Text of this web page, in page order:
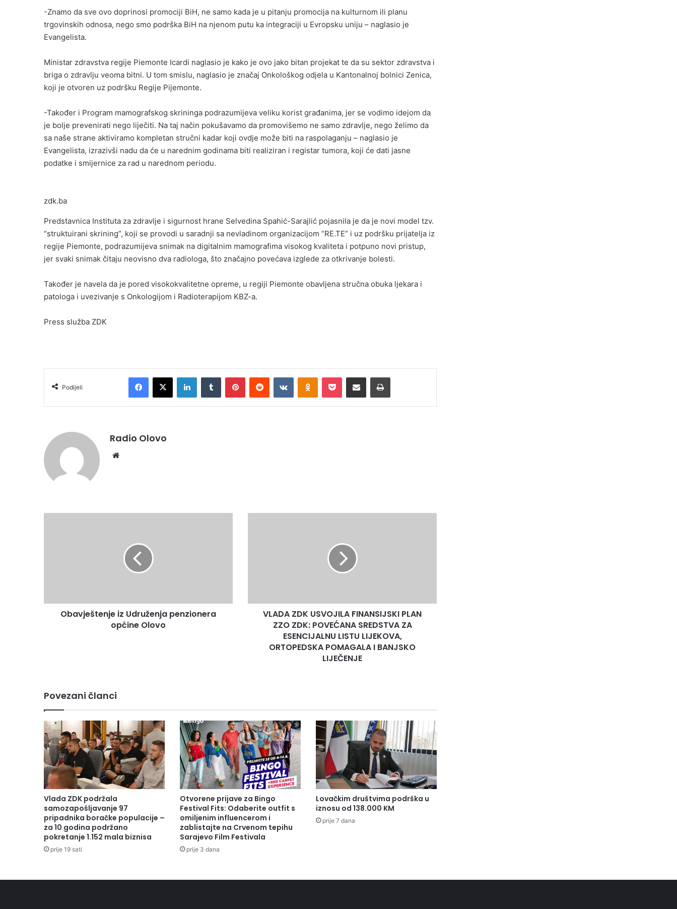
-Znamo da sve ovo doprinosi promociji BiH, ne samo kada je u pitanju promocija na kulturnom ili planu
trgovinskih odnosa, nego smo podrška BiH na njenom putu ka integraciji u Evropsku uniju – naglasio je
Evangelista.
Ministar zdravstva regije Piemonte Icardi naglasio je kako je ovo jako bitan projekat te da su sektor zdravstva i
briga o zdravlju veoma bitni. U tom smislu, naglasio je značaj Onkološkog odjela u Kantonalnoj bolnici Zenica,
koji je otvoren uz podršku Regije Pijemonte.
-Također i Program mamografskog skrininga podrazumijeva veliku korist građanima, jer se vodimo idejom da
je bolje prevenirati nego liječiti. Na taj način pokušavamo da promovišemo ne samo zdravlje, nego želimo da
sa naše strane aktiviramo kompletan stručni kadar koji ovdje može biti na raspolaganju – naglasio je
Evangelista, izrazivši nadu da će u narednim godinama biti realiziran i registar tumora, koji će dati jasne
podatke i smijernice za rad u narednom periodu.
zdk.ba
Predstavnica Instituta za zdravlje i sigurnost hrane Selvedina Spahić-Sarajlić pojasnila je da je novi model tzv.
“struktuirani skrining”, koji se provodi u saradnji sa nevladinom organizacijom “RE.TE” i uz podršku prijatelja iz
regije Piemonte, podrazumijeva snimak na digitalnim mamografima visokog kvaliteta i potpuno novi pristup,
jer svaki snimak čitaju neovisno dva radiologa, što značajno povećava izglede za otkrivanje bolesti.
Također je navela da je pored visokokvalitetne opreme, u regiji Piemonte obavljena stručna obuka ljekara i
patologa i uvezivanje s Onkologijom i Radioterapijom KBZ-a.
Press služba ZDK
Podijeli
Facebook
X LinkedInTumblr PinterestReddit VKontakteOdnoklassniki
Pocket Podijeli putem Emaila Print
Radio Olovo
Obavještenje iz Udruženja penzionera
općine Olovo
SREDSTVA
ESENCIJALNU
LIJEKOVA,
VLADA ZDK USVOJILA FINANSIJSKI PLAN
ZZO ZDK: POVEĆANA SREDSTVA ZA
ESENCIJALNU LISTU LIJEKOVA,
ORTOPEDSKA POMAGALA I BANJSKO
LIJEČENJE
Povezani članci
Vlada ZDK podržala
samozapošljavanje 97
pripadnika boračke populacije –
za 10 godina podržano
pokretanje 1.152 mala biznisa
prije 19 sati
Otvorene prijave za Bingo
Festival Fits: Odaberite outfit s
omiljenim influencerom i
zablistajte na Crvenom tepihu
Sarajevo Film Festivala
prije 3 dana
Lovačkim društvima podrška u
iznosu od 138.000 KM
prije 7 dana